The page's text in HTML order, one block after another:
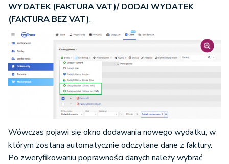
WYDATEK (FAKTURA VAT)/ DODAJ WYDATEK
(FAKTURA BEZ VAT).
Wówczas pojawi się okno dodawania nowego wydatku, w
którym zostaną automatycznie odczytane dane z faktury.
Po zweryfikowaniu poprawności danych należy wybrać